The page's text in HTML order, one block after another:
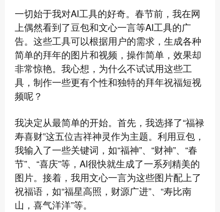
一切始于我对AI工具的好奇。春节前，我在网
上偶然看到了豆包和文心一言等AI工具的广
告。这些工具可以根据用户的需求，生成各种
简单的拜年的图片和视频，操作简单，效果却
非常惊艳。我心想，为什么不试试用这些工
具，制作一些更有个性和独特的拜年祝福短视
频呢？
我决定从最简单的开始。首先，我选择了“福禄
寿喜财”这五位吉祥神灵作为主题。利用豆包，
我输入了一些关键词，如“福神”、“财神”、“春
节”、“喜庆”等，AI很快就生成了一系列精美的
图片。接着，我用文心一言为这些图片配上了
祝福语，如“福星高照，财源广进”、“寿比南
山，喜气洋洋”等。